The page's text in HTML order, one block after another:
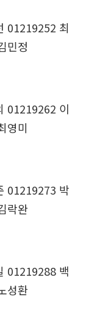
01219252 최
민정
01219262 이
영미
01219273 박
락완
01219288 백
성환